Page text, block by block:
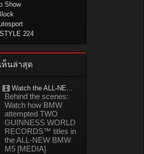
Show
224
ห็นล่าสุด
Watch the ALL-NEW BMW M5 refuel mid-drift to take TWO GUINNESS WORLD RECORDS™ titles
Behind the scenes:
Watch how BMW
attempted TWO
GUINNESS WORLD
RECORDS™ titles in
the ALL-NEW BMW
M5 [MEDIA]